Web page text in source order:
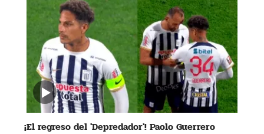
¡El regreso del 'Depredador'! Paolo Guerrero